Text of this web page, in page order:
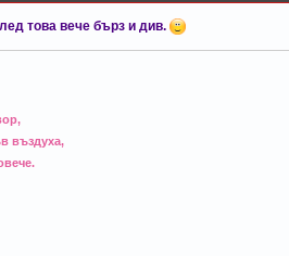
това вече бърз и див.
въздуха,